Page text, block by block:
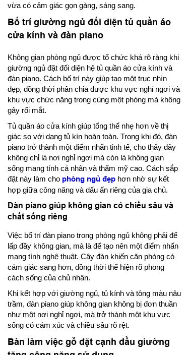
vừa có cảm giác gọn gàng, sáng sang.
Bố trí giường ngủ đối diện tủ quần áo
cửa kính và đàn piano
Không gian phòng ngủ được tổ chức khá rõ ràng khi
giường ngủ đặt đối diện hệ tủ quần áo cửa kính và
đàn piano. Cách bố trí này giúp tạo một trục nhìn
đẹp, đồng thời phân chia được khu vực nghỉ ngơi và
khu vực chức năng trong cùng một phòng mà không
gây rối mắt.
Tủ quần áo cửa kính giúp tổng thể nhẹ hơn về thị
giác so với dạng tủ kín hoàn toàn. Trong khi đó, đàn
piano trở thành một điểm nhấn tinh tế, cho thấy đây
không chỉ là nơi nghỉ ngơi mà còn là không gian
sống mang tính cá nhân và thẩm mỹ cao. Cách sắp
đặt này làm cho phòng ngủ đẹp hơn nhờ sự kết
hợp giữa công năng và dấu ấn riêng của gia chủ.
Đàn piano giúp không gian có chiều sâu và
chất sống riêng
Việc bố trí đàn piano trong phòng ngủ không phải để
lấp đầy không gian, mà là để tạo nên một điểm nhấn
mang tính nghệ thuật. Cây đàn khiến căn phòng có
cảm giác sang hơn, đồng thời thể hiện rõ phong
cách sống của chủ nhân.
Khi kết hợp với giường ngủ, tủ kính và tông màu nâu
trầm, đàn piano giúp không gian không bị đơn thuần
như một nơi nghỉ ngơi, mà trở thành một khu vực
sống có cảm xúc và chiều sâu rõ rệt.
Bàn làm việc gỗ đặt cạnh đầu giường